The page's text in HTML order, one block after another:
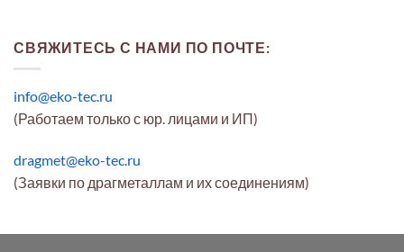
СВЯЖИТЕСЬ С НАМИ ПО ПОЧТЕ:
info@eko-tec.ru
(Работаем только с юр. лицами и ИП)
dragmet@eko-tec.ru
(Заявки по драгметаллам и их соединениям)